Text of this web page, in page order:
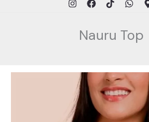
Nauru Top